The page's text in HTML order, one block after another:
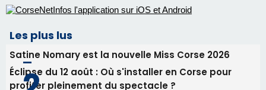
d'un spectacle qui ne reviendra pas avant 2081
consommation en recul dans les restaurants
La gendarmerie alerte les restaurateurs corses
face à une nouvelle escroquerie au faux vendeur de
vin